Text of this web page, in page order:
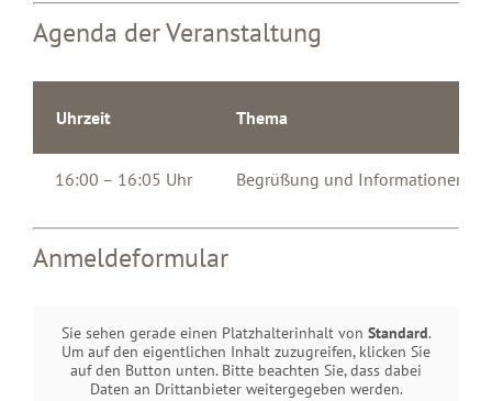
Agenda der Veranstaltung
Uhrzeit Thema
16:00 – 16:05 Uhr Begrüßung und Informationen
16:05 – 17:20 Uhr Moderierte Arbeit des Circles
Anmeldeformular
Sie sehen gerade einen Platzhalterinhalt von Standard.
Um auf den eigentlichen Inhalt zuzugreifen, klicken Sie
auf den Button unten. Bitte beachten Sie, dass dabei
Daten an Drittanbieter weitergegeben werden.